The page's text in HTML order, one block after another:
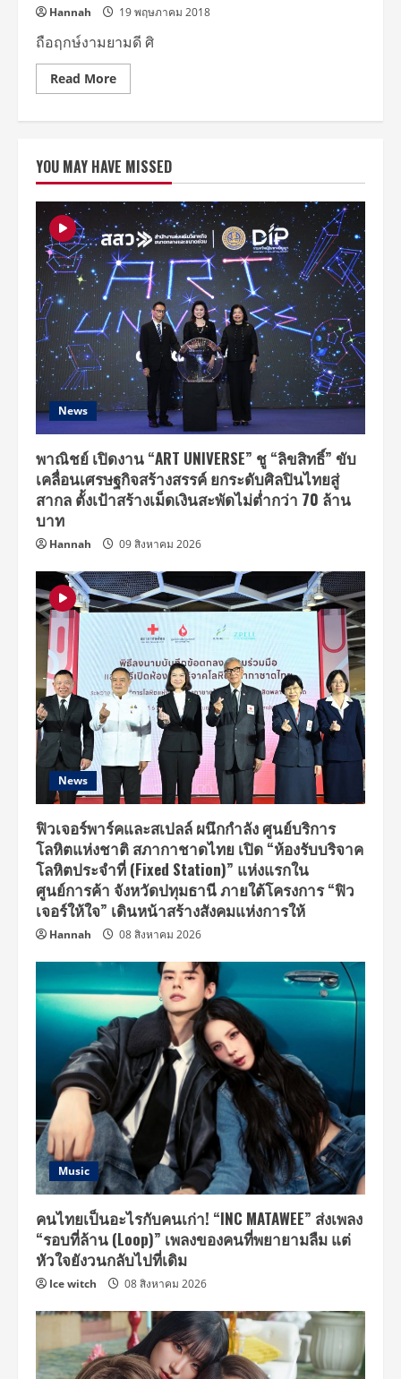
Hannah 19 พฤษภาคม 2018
ถือฤกษ์งามยามดี ศิ
Read MoreRead
more
ทีม
นัก
แสดง
ทำ
บวงสรวง
เปิด
กล้อง
ภาพยนตร์
เรื่อง
“สีดา”
YOU MAY HAVE MISSED
News
พาณิชย์ เปิดงาน “ART UNIVERSE” ชู “ลิขสิทธิ์” ขับ
เคลื่อนเศรษฐกิจสร้างสรรค์ ยกระดับศิลปินไทยสู่
สากล ตั้งเป้าสร้างเม็ดเงินสะพัดไม่ต่ำกว่า 70 ล้าน
บาท
Hannah 09 สิงหาคม 2026
News
ฟิวเจอร์พาร์คและสเปลล์ ผนึกกำลัง ศูนย์บริการ
โลหิตแห่งชาติ สภากาชาดไทย เปิด “ห้องรับบริจาค
โลหิตประจำที่ (Fixed Station)” แห่งแรกใน
ศูนย์การค้า จังหวัดปทุมธานี ภายใต้โครงการ “ฟิว
เจอร์ให้ใจ” เดินหน้าสร้างสังคมแห่งการให้
Hannah 08 สิงหาคม 2026
Music
คนไทยเป็นอะไรกับคนเก่า! “INC MATAWEE” ส่งเพลง
“รอบที่ล้าน (Loop)” เพลงของคนที่พยายามลืม แต่
หัวใจยังวนกลับไปที่เดิม
Ice witch 08 สิงหาคม 2026